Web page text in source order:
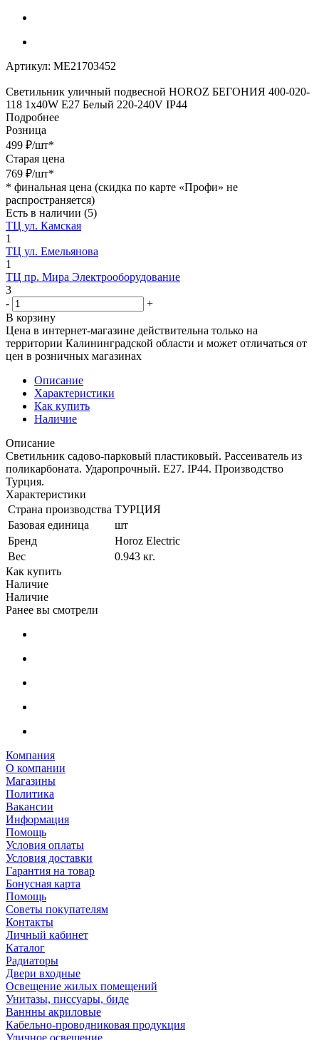
Артикул: МЕ21703452
Светильник уличный подвесной HOROZ БЕГОНИЯ 400-020-
118 1x40W Е27 Белый 220-240V IP44
Подробнее
Розница
499 ₽/шт*
Старая цена
769 ₽/шт*
* финальная цена (скидка по карте «Профи» не
распространяется)
Есть в наличии (5)
ТЦ ул. Камская
1
ТЦ ул. Емельянова
1
ТЦ пр. Мира Электрооборудование
3
-
+
В корзину
Цена в интернет-магазине действительна только на
территории Калининградской области и может отличаться от
цен в розничных магазинах
Описание
Характеристики
Как купить
Наличие
Описание
Светильник садово-парковый пластиковый. Рассеиватель из
поликарбоната. Ударопрочный. Е27. IP44. Производство
Турция.
Характеристики
Страна производства ТУРЦИЯ
Базовая единица
шт
Бренд
Horoz Electric
Вес
0.943 кг.
Как купить
Наличие
Наличие
Ранее вы смотрели
Компания
О компании
Магазины
Политика
Вакансии
Информация
Помощь
Условия оплаты
Условия доставки
Гарантия на товар
Бонусная карта
Помощь
Советы покупателям
Контакты
Личный кабинет
Каталог
Радиаторы
Двери входные
Освещение жилых помещений
Унитазы, писсуары, биде
Ваннны акриловые
Кабельно-проводниковая продукция
Уличное освещение